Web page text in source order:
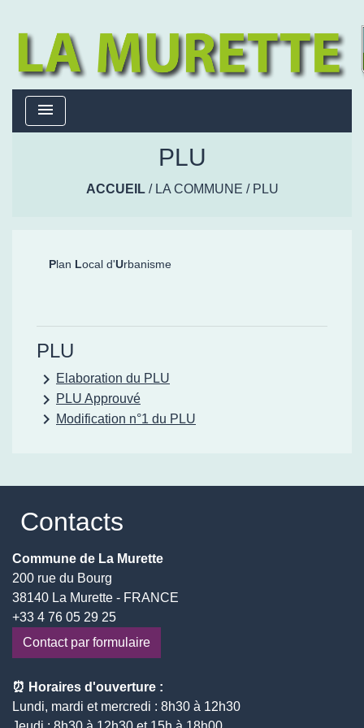
menu
PLU
ACCUEIL/ LA COMMUNE / PLU
Plan Local d'Urbanisme
PLU
keyboard_arrow_right Elaboration du PLU
keyboard_arrow_right PLU Approuvé
keyboard_arrow_right Modification n°1 du PLU
Contacts
Commune de La Murette
200 rue du Bourg
38140 La Murette - FRANCE
+33 4 76 05 29 25
Contact par formulaire
⏰ Horaires d'ouverture :
Lundi, mardi et mercredi : 8h30 à 12h30